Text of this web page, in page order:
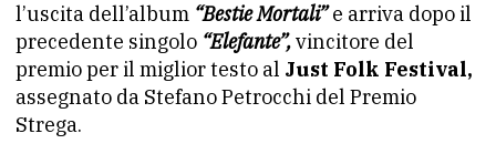
l’uscita dell’album “Bestie Mortali” e arriva dopo il
precedente singolo “Elefante”,vincitore del
premio per il miglior testo al Just Folk Festival,
assegnato da Stefano Petrocchi del Premio
Strega.